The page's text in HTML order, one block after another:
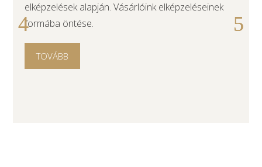
elképzelések alapján. Vásárlóink elképzeléseinek
formába öntése.
TOVÁBB